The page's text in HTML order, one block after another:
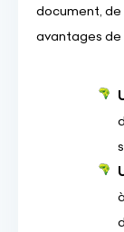
document, de
avantages de